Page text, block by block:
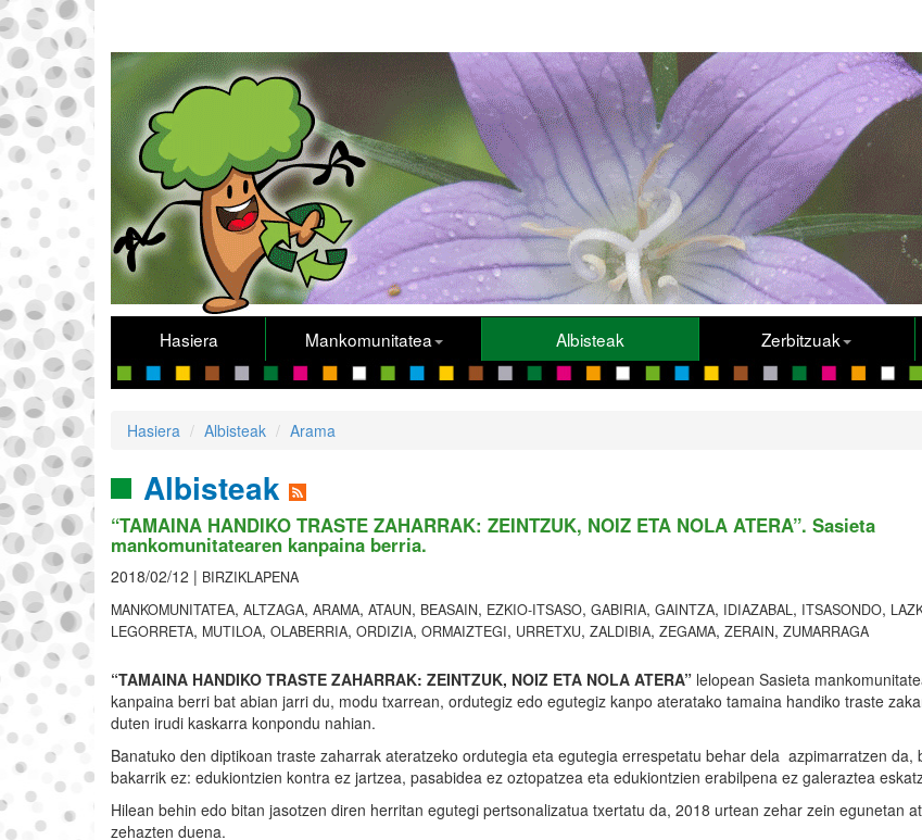
Hasiera Mankomunitatea Albisteak Zerbitzuak
Hasiera Albisteak Arama
Albisteak
“TAMAINA HANDIKO TRASTE ZAHARRAK: ZEINTZUK, NOIZ ETA NOLA ATERA”. Sasieta
mankomunitatearen kanpaina berria.
2018/02/12 | BIRZIKLAPENA
MANKOMUNITATEA, ALTZAGA, ARAMA, ATAUN, BEASAIN, EZKIO-ITSASO, GABIRIA, GAINTZA, IDIAZABAL, ITSASONDO,
LEGORRETA, MUTILOA, OLABERRIA, ORDIZIA, ORMAIZTEGI, URRETXU, ZALDIBIA, ZEGAMA, ZERAIN, ZUMARRAGA
“TAMAINA HANDIKO TRASTE ZAHARRAK: ZEINTZUK, NOIZ ETA NOLA ATERA” lelopean Sasieta
kanpaina berri bat abian jarri du, modu txarrean, ordutegiz edo egutegiz kanpo ateratako tamaina handiko traste
duten irudi kaskarra konpondu nahian.
Banatuko den diptikoan traste zaharrak ateratzeko ordutegia eta egutegia errespetatu behar dela azpimarratzen da,
bakarrik ez: edukiontzien kontra ez jartzea, pasabidea ez oztopatzea eta edukiontzien erabilpena ez galeraztea
Hilean behin edo bitan jasotzen diren herritan egutegi pertsonalizatua txertatu da, 2018 urtean zehar zein egunetan
zehazten duena.